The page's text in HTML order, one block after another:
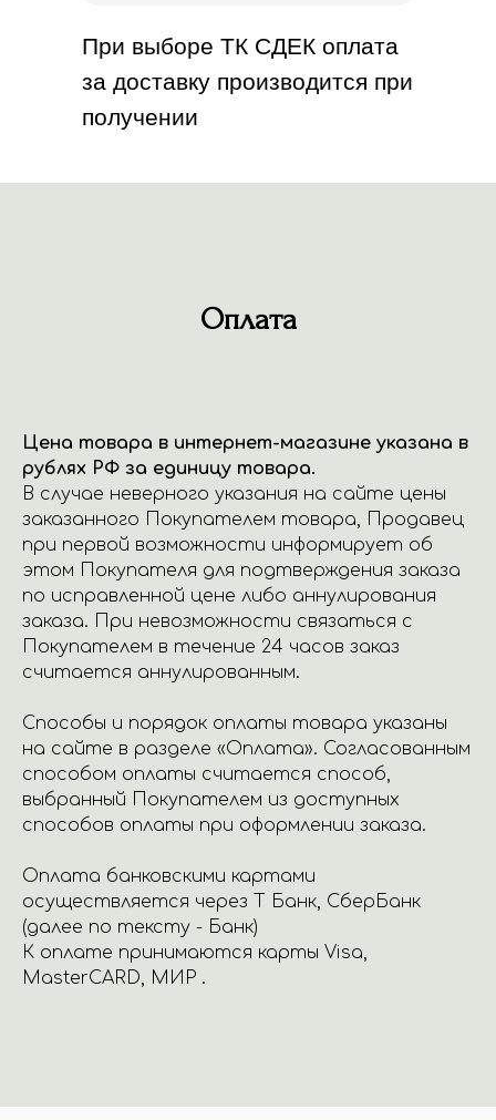
При выборе ТК СДЕК оплата
за доставку производится при
получении
Оплата
Цена товара в интернет-магазине указана в
рублях РФ за единицу товара.
В случае неверного указания на сайте цены
заказанного Покупателем товара, Продавец
при первой возможности информирует об
этом Покупателя для подтверждения заказа
по исправленной цене либо аннулирования
заказа. При невозможности связаться с
Покупателем в течение 24 часов заказ
считается аннулированным.
Способы и порядок оплаты товара указаны
на сайте в разделе «Оплата». Согласованным
способом оплаты считается способ,
выбранный Покупателем из доступных
способов оплаты при оформлении заказа.
Оплата банковскими картами
осуществляется через Т Банк, СберБанк
(далее по тексту - Банк)
К оплате принимаются карты Visa,
MasterCARD, МИР .